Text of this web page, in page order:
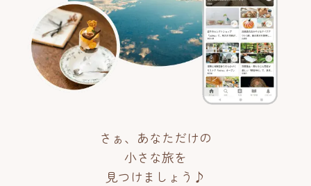
さぁ、あなただけの
小さな旅を
見つけましょう♪